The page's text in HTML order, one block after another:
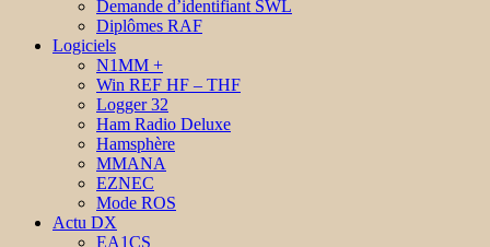
Demande d’identifiant SWL
Diplômes RAF
Logiciels
N1MM +
Win REF HF – THF
Logger 32
Ham Radio Deluxe
Hamsphère
MMANA
EZNEC
Mode ROS
Actu DX
EA1CS